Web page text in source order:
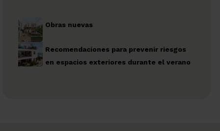
Obras nuevas
Recomendaciones para prevenir riesgos
en espacios exteriores durante el verano